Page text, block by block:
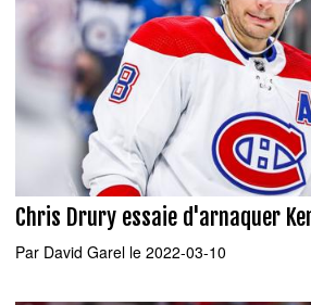
Chris Drury essaie d'arnaquer
Par David Garel le 2022-03-10